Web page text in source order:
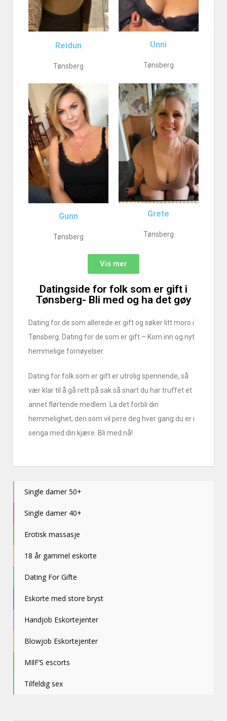
Reidun
Tønsberg
Unni
Tønsberg
Gunn
Tønsberg
Grete
Tønsberg
Vis mer
Datingside for folk som er gift i
Tønsberg- Bli med og ha det gøy
Dating for de som allerede er gift og søker litt moro i
Tønsberg. Dating for de som er gift – Kom inn og nyt
hemmelige fornøyelser.
Dating for folk som er gift er utrolig spennende, så
vær klar til å gå rett på sak så snart du har truffet et
annet flørtende medlem. La det forbli din
hemmelighet, den som vil pirre deg hver gang du er i
senga med din kjære. Bli med nå!
Single damer 50+
Single damer 40+
Erotisk massasje
18 år gammel eskorte
Dating For Gifte
Eskorte med store bryst
Handjob Eskortejenter
Blowjob Eskortejenter
MIlF’S escorts
Tilfeldig sex